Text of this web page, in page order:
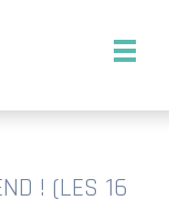
! (LES 16